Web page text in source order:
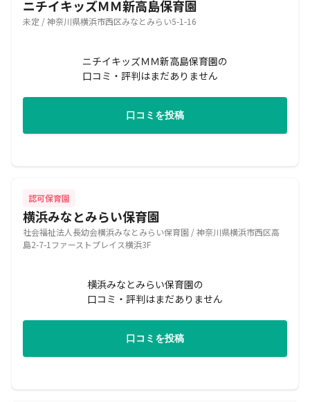
ニチイキッズＭＭ新高島保育園
未定 / 神奈川県横浜市西区みなとみらい5-1-16
ニチイキッズＭＭ新高島保育園の
口コミ・評判はまだありません
口コミを投稿
認可保育園
横浜みなとみらい保育園
社会福祉法人長幼会横浜みなとみらい保育園 / 神奈川県横浜市西区高
島2-7-1ファーストプレイス横浜3F
横浜みなとみらい保育園の
口コミ・評判はまだありません
口コミを投稿